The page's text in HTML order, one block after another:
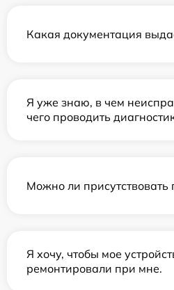
Какая документация
Я уже знаю, в чем
чего проводить
Можно ли присутствовать
Я хочу, чтобы мое
ремонтировали при мне.